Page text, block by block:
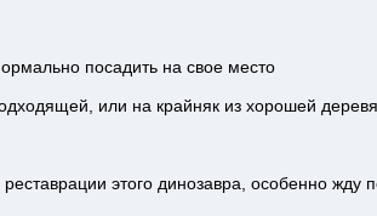
посадить на свое место
или на крайняк из хорошей
этого динозавра, особенно жду